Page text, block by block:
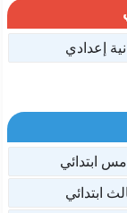
إعدادي
ابتدائي
ابتدائي